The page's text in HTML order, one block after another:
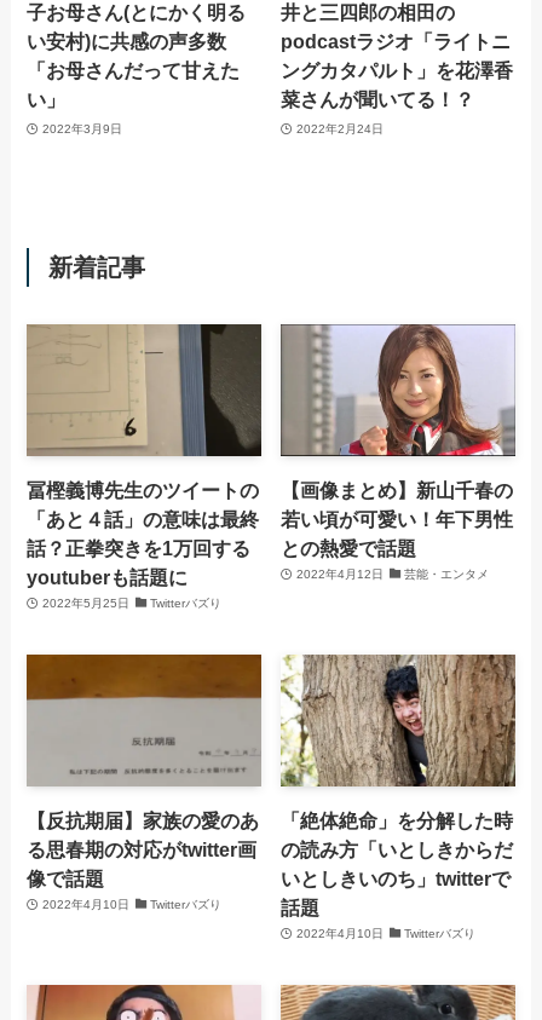
子お母さん(とにかく明る
い安村)に共感の声多数
「お母さんだって甘えた
い」
2022年3月9日
井と三四郎の相田の
podcastラジオ「ライトニ
ングカタパルト」を花澤香
菜さんが聞いてる！？
2022年2月24日
新着記事
冨樫義博先生のツイートの
「あと４話」の意味は最終
話？正拳突きを1万回する
youtuberも話題に
2022年5月25日 Twitterバズり
【画像まとめ】新山千春の
若い頃が可愛い！年下男性
との熱愛で話題
2022年4月12日 芸能・エンタメ
【反抗期届】家族の愛のあ
る思春期の対応がtwitter画
像で話題
2022年4月10日 Twitterバズり
「絶体絶命」を分解した時
の読み方「いとしきからだ
いとしきいのち」twitterで
話題
2022年4月10日 Twitterバズり